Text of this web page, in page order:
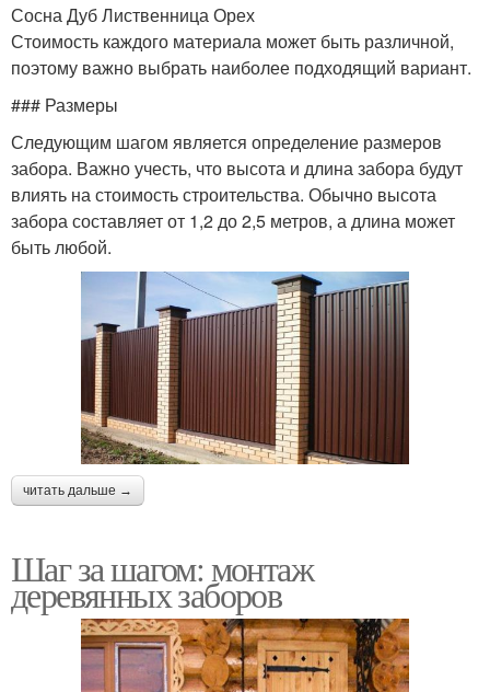
Сосна Дуб Лиственница Орех
Стоимость каждого материала может быть различной,
поэтому важно выбрать наиболее подходящий вариант.
### Размеры
Следующим шагом является определение размеров
забора. Важно учесть, что высота и длина забора будут
влиять на стоимость строительства. Обычно высота
забора составляет от 1,2 до 2,5 метров, а длина может
быть любой.
читать дальше →
Шаг за шагом: монтаж
деревянных заборов